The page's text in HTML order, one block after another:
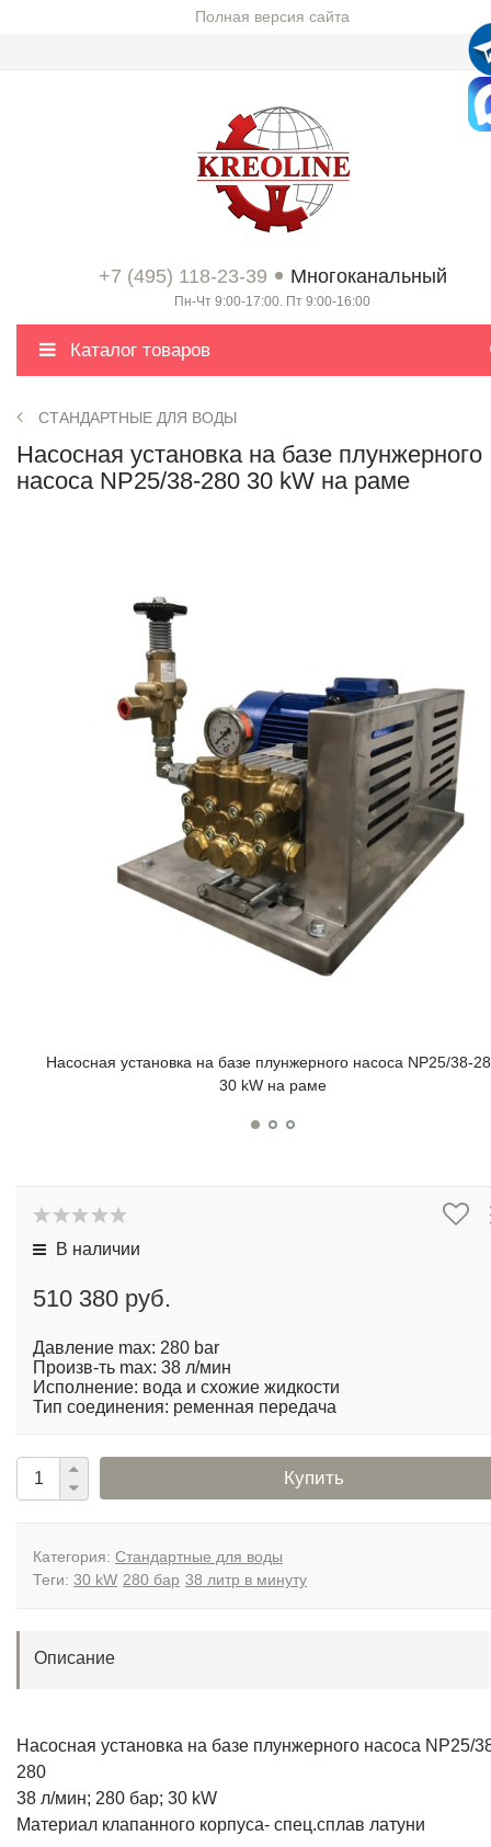
Полная версия сайта
+7 (495) 118-23-39 Многоканальный
Пн-Чт 9:00-17:00. Пт 9:00-16:00
Каталог товаров
СТАНДАРТНЫЕ ДЛЯ ВОДЫ
Насосная установка на базе плунжерного
насоса NP25/38-280 30 kW на раме
Насосная установка на базе плунжерного насоса NP25/38-
30 kW на раме
В наличии
510 380 руб.
Давление max: 280 bar
Произв-ть max: 38 л/мин
Исполнение: вода и схожие жидкости
Тип соединения: ременная передача
Купить
Категория: Стандартные для воды
Теги: 30 kW 280 бар 38 литр в минуту
Описание
Насосная установка на базе плунжерного насоса NP25/
280
38 л/мин; 280 бар; 30 kW
Материал клапанного корпуса- спец.сплав латуни